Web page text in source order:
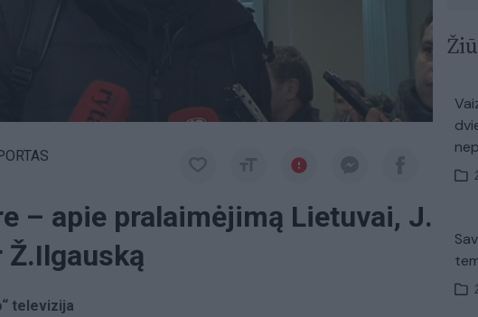
– apie pralaimėjimą Lietuvai, J.
televizija